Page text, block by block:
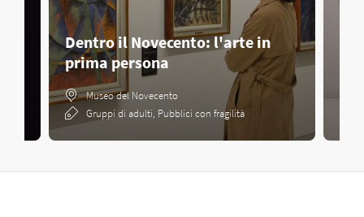
Dentro il Novecento: l'arte in
prima persona
Museo del Novecento
Gruppi di adulti, Pubblici con fragilità